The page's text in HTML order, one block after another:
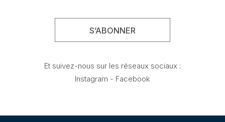
Et suivez-nous sur les réseaux sociaux :
Instagram - Facebook